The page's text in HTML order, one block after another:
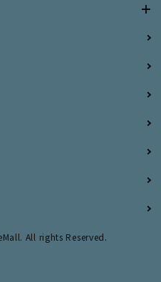
All rights Reserved.